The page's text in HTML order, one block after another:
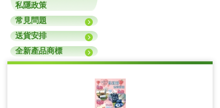
私隱政策
常見問題
送貨安排
全新產品商標